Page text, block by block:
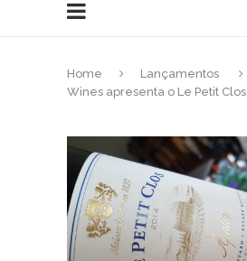
Home Lançamentos
Wines apresenta o Le Petit Clos.